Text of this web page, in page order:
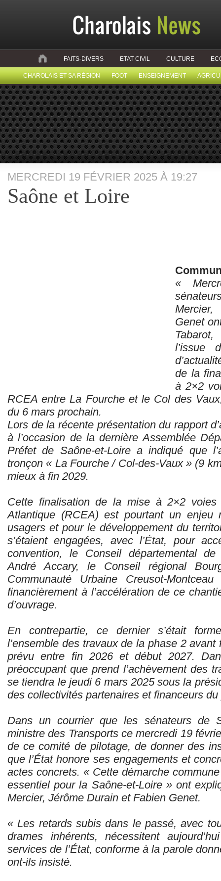
FAITS-DIVERS ETAT CIVIL CULTURE
CHAROLAIS ET SA RÉGION FOOT ENSEIGNEMENT
MERCREDI 19 FÉVRIER 2025 À 19:27
Saône et Loire
«
Genet
l’issue
de la
à 2×2
RCEA entre La Fourche et le Col des
du 6 mars prochain.
Lors de la récente présentation du rapport
à l’occasion de la dernière Assemblée
Préfet de Saône-et-Loire a indiqué que
tronçon « La Fourche / Col-des-Vaux » (9
mieux à fin 2029.
Cette finalisation de la mise à 2×2 voies
Atlantique (RCEA) est pourtant un enjeu
usagers et pour le développement du
s’étaient engagées, avec l’État, pour
convention, le Conseil départemental
André Accary, le Conseil régional
Communauté Urbaine Creusot-
financièrement à l’accélération de ce
d’ouvrage.
En contrepartie, ce dernier s’était
l’ensemble des travaux de la phase 2
prévu entre fin 2026 et début 2027.
préoccupant que prend l’achèvement des
se tiendra le jeudi 6 mars 2025 sous la
des collectivités partenaires et financeurs du
Dans un courrier que les sénateurs de
ministre des Transports ce mercredi 19
de ce comité de pilotage, de donner des
que l’État honore ses engagements et
actes concrets. « Cette démarche
essentiel pour la Saône-et-Loire » ont
Mercier, Jérôme Durain et Fabien Genet.
« Les retards subis dans le passé, avec
drames inhérents, nécessitent
services de l’État, conforme à la parole
ont-ils insisté.